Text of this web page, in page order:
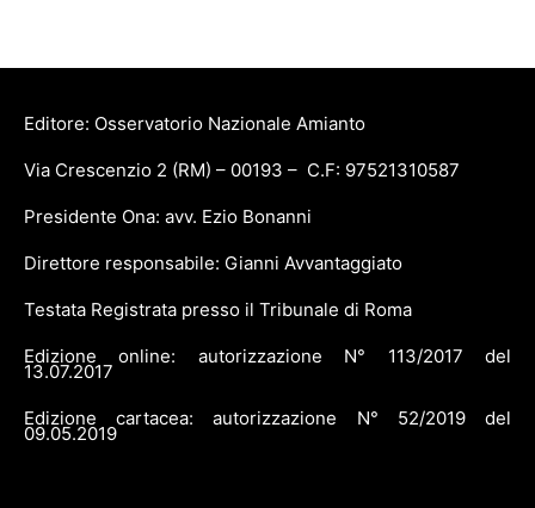
Editore: Osservatorio Nazionale Amianto
Via Crescenzio 2 (RM) – 00193 – C.F: 97521310587
Presidente Ona: avv. Ezio Bonanni
Direttore responsabile: Gianni Avvantaggiato
Testata Registrata presso il Tribunale di Roma
Edizione online: autorizzazione N° 113/2017 del
13.07.2017
Edizione cartacea: autorizzazione N° 52/2019 del
09.05.2019